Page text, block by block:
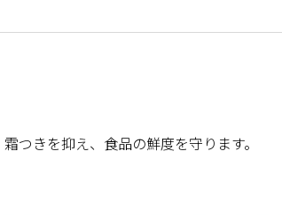
つきを抑え、食品の鮮度を守ります。